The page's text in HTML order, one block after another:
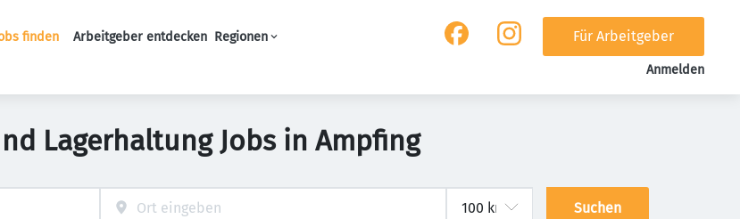
finden Arbeitgeber entdecken Regionen
Für Arbeitgeber
Anmelden
Lagerhaltung Jobs in Ampfing
Suchen